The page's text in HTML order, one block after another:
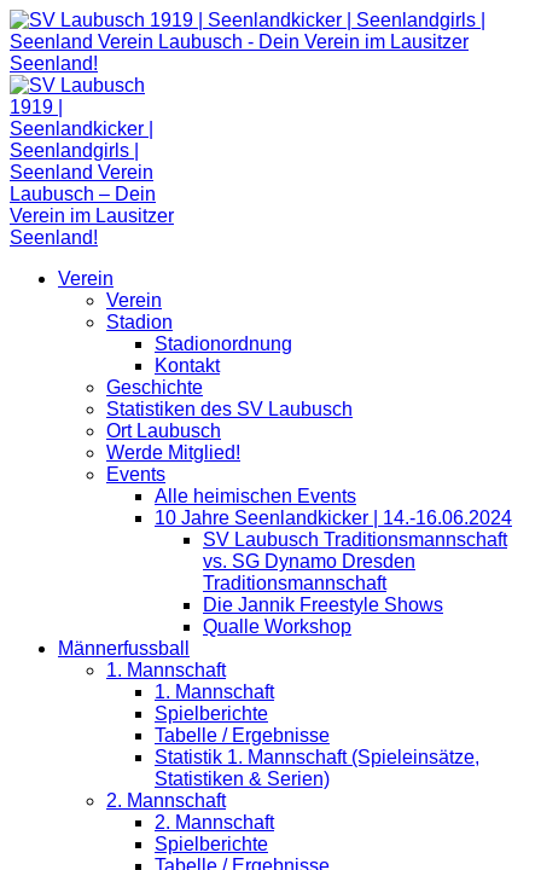
Zum
Inhalt
springen
Verein
Verein
Stadion
Stadionordnung
Kontakt
Geschichte
Statistiken des SV Laubusch
Ort Laubusch
Werde Mitglied!
Events
Alle heimischen Events
10 Jahre Seenlandkicker | 14.-16.06.2024
SV Laubusch Traditionsmannschaft
vs. SG Dynamo Dresden
Traditionsmannschaft
Die Jannik Freestyle Shows
Qualle Workshop
Männerfussball
1. Mannschaft
1. Mannschaft
Spielberichte
Tabelle / Ergebnisse
Statistik 1. Mannschaft (Spieleinsätze,
Statistiken & Serien)
2. Mannschaft
2. Mannschaft
Spielberichte
Tabelle / Ergebnisse